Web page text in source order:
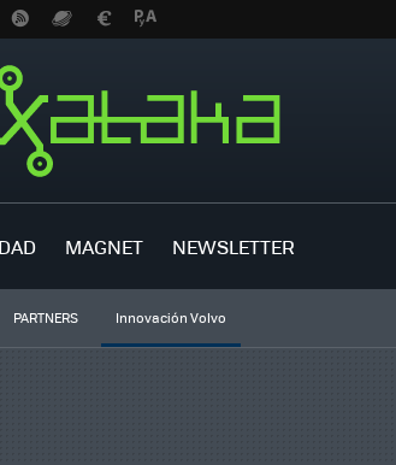
MAGNET NEWSLETTER
PARTNERS Innovación Volvo